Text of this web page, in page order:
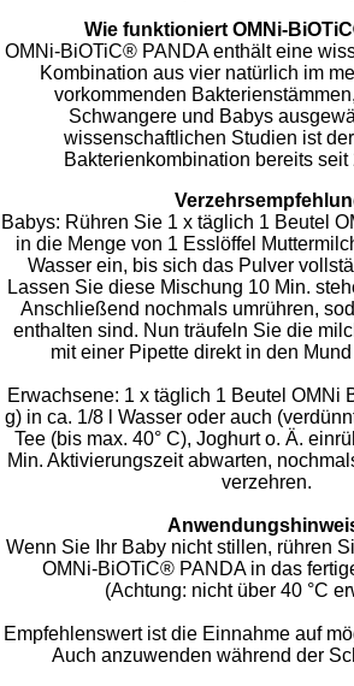
Wie funktioniert OMNi-
OMNi-BiOTiC® PANDA enthält eine
Kombination aus vier natürlich im
vorkommenden
Schwangere und Babys
wissenschaftlichen Studien ist
Bakterienkombination bereits seit
Babys: Rühren Sie 1 x täglich 1 Beutel
in die Menge von 1 Esslöffel
Wasser ein, bis sich das Pulver
Lassen Sie diese Mischung 10 Min.
Anschließend nochmals umrühren,
enthalten sind. Nun träufeln Sie die
mit einer Pipette direkt in den
Erwachsene: 1 x täglich 1 Beutel OMNi
g) in ca. 1/8 l Wasser oder auch
Tee (bis max. 40° C), Joghurt o. Ä.
Min. Aktivierungszeit abwarten,
verzehren.
Wenn Sie Ihr Baby nicht stillen, rühren
OMNi-BiOTiC® PANDA in das
(Achtung: nicht über 40 °C
Empfehlenswert ist die Einnahme auf
Auch anzuwenden während der